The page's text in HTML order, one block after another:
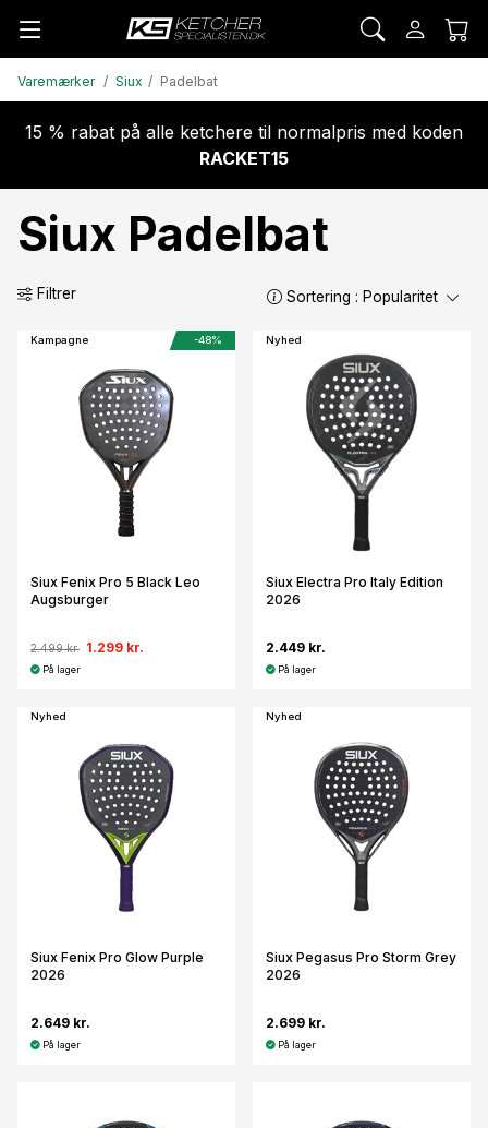
Varemærker Siux Padelbat
15 % rabat på alle ketchere til normalpris med koden
RACKET15
Siux Padelbat
Filtrer Sortering : Popularitet
Kampagne -48%
Siux Fenix Pro 5 Black Leo
Augsburger
2.499 kr. 1.299 kr.
På lager
Nyhed
Siux Electra Pro Italy Edition
2026
2.449 kr.
På lager
Nyhed
Siux Fenix Pro Glow Purple
2026
2.649 kr.
På lager
Nyhed
Siux Pegasus Pro Storm Grey
2026
2.699 kr.
På lager